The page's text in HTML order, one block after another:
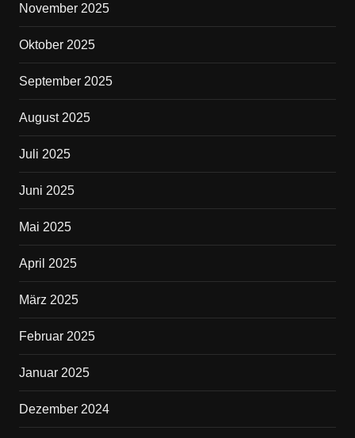
November 2025
Oktober 2025
September 2025
August 2025
Juli 2025
Juni 2025
Mai 2025
April 2025
März 2025
Februar 2025
Januar 2025
Dezember 2024